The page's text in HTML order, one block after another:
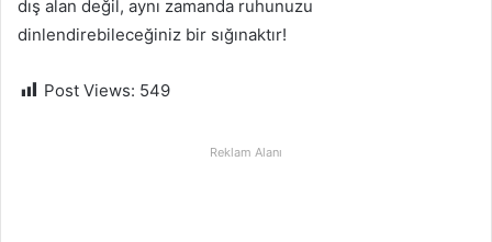
dış alan değil, aynı zamanda ruhunuzu
dinlendirebileceğiniz bir sığınaktır!
Post Views: 549
Reklam Alanı